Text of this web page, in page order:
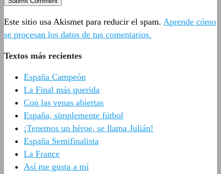
Este sitio usa Akismet para reducir el spam. Aprende cómo
se procesan los datos de tus comentarios.
Textos más recientes
España Campeón
La Final más querida
Con las venas abiertas
España, simplemente fútbol
¡Tenemos un héroe, se llama Julián!
España Semifinalista
La France
Así me gusta a mí